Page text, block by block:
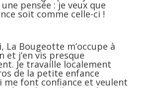
pensée : je veux que
soit comme celle-ci !
La Bougeotte m’occupe à
et j’en vis presque
Je travaille localement
de la petite enfance
me font confiance et veulent